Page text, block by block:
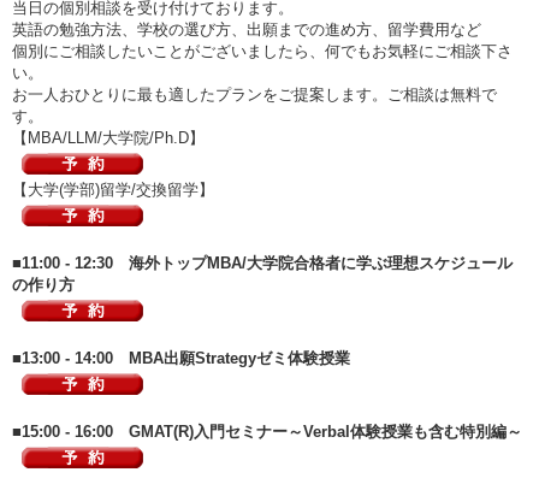
当日の個別相談を受け付けております。
英語の勉強方法、学校の選び方、出願までの進め方、留学費用など
個別にご相談したいことがございましたら、何でもお気軽にご相談下さ
い。
お一人おひとりに最も適したプランをご提案します。ご相談は無料で
す。
【MBA/LLM/大学院/Ph.D】
【大学(学部)留学/交換留学】
■11:00 - 12:30 海外トップMBA/大学院合格者に学ぶ理想スケジュール
の作り方
■13:00 - 14:00 MBA出願Strategyゼミ体験授業
■15:00 - 16:00 GMAT(R)入門セミナー～Verbal体験授業も含む特別編～